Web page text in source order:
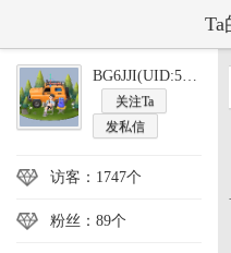
Ta
BG6JJI(UID:53834)
关注Ta
发私信
访客：1747个
粉丝：89个